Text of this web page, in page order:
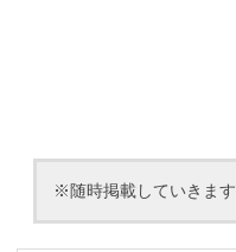
※随時掲載していきます